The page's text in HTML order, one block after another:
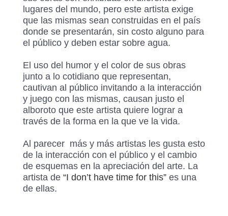
lugares del mundo, pero este artista exige
que las mismas sean construidas en el país
donde se presentarán, sin costo alguno para
el público y deben estar sobre agua.
El uso del humor y el color de sus obras
junto a lo cotidiano que representan,
cautivan al público invitando a la interacción
y juego con las mismas, causan justo el
alboroto que este artista quiere lograr a
través de la forma en la que ve la vida.
Al parecer más y más artistas les gusta esto
de la interacción con el público y el cambio
de esquemas en la apreciación del arte. La
artista de“I don’t have time for this”es una
de ellas.